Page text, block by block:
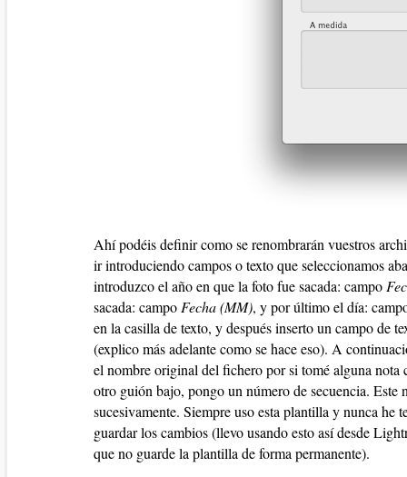
Ahí podéis definir como se renombrarán vuestros
ir introduciendo campos o texto que seleccionamos
introduzco el año en que la foto fue sacada: campo
sacada: campo Fecha (MM), y por último el día:
en la casilla de texto, y después inserto un campo de
(explico más adelante como se hace eso). A
el nombre original del fichero por si tomé alguna nota
otro guión bajo, pongo un número de secuencia. Este
sucesivamente. Siempre uso esta plantilla y nunca
guardar los cambios (llevo usando esto así desde
que no guarde la plantilla de forma permanente).